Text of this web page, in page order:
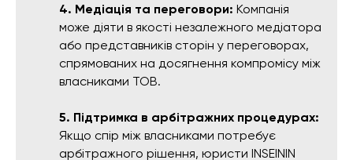
4. Медіація та переговори: Компанія
може діяти в якості незалежного медіатора
або представників сторін у переговорах,
спрямованих на досягнення компромісу між
власниками ТОВ.
5. Підтримка в арбітражних процедурах:
Якщо спір між власниками потребує
арбітражного рішення, юристи INSEININ